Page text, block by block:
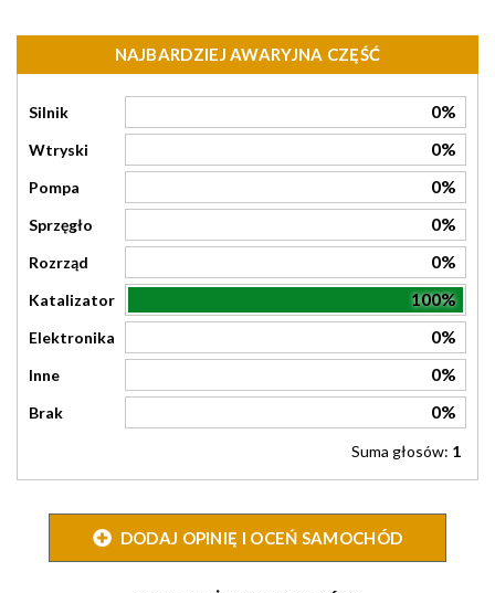
NAJBARDZIEJ AWARYJNA CZĘŚĆ
Silnik 0%
Wtryski 0%
Pompa 0%
Sprzęgło 0%
Rozrząd 0%
Katalizator 100%
Elektronika 0%
Inne 0%
Brak 0%
Suma głosów: 1
DODAJ OPINIĘ I OCEŃ SAMOCHÓD